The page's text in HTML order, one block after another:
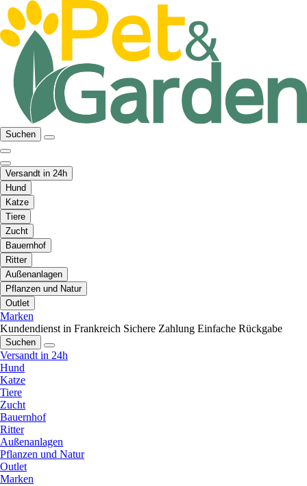
Suchen
Versandt in 24h
Hund
Katze
Tiere
Zucht
Bauernhof
Ritter
Außenanlagen
Pflanzen und Natur
Outlet
Marken
Kundendienst in Frankreich Sichere Zahlung Einfache Rückgabe
Suchen
Versandt in 24h
Hund
Katze
Tiere
Zucht
Bauernhof
Ritter
Außenanlagen
Pflanzen und Natur
Outlet
Marken